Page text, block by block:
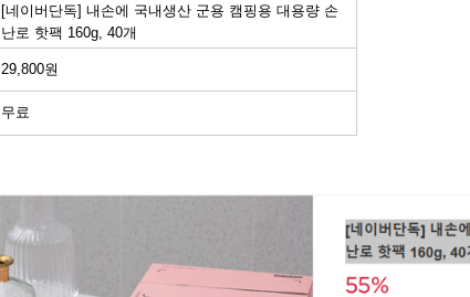
[네이버단독] 내손에 국내생산 군용 캠핑용 대용량 손
난로 핫팩 160g, 40개
29,800원
무료